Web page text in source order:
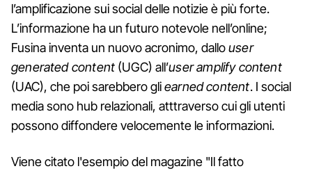
l’amplificazione sui social delle notizie è più forte.
L’informazione ha un futuro notevole nell’online;
Fusina inventa un nuovo acronimo, dallouser
generated content (UGC) all’user amplify content
(UAC), che poi sarebbero gliearned content. I social
media sono hub relazionali, atttraverso cui gli utenti
possono diffondere velocemente le informazioni.
Viene citato l'esempio del magazine "Il fatto